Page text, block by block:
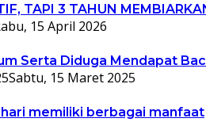
TAPI 3 TAHUN
15 April 2026
Serta Diduga Mendapat
Sabtu, 15 Maret 2025
memiliki berbagai manfaat